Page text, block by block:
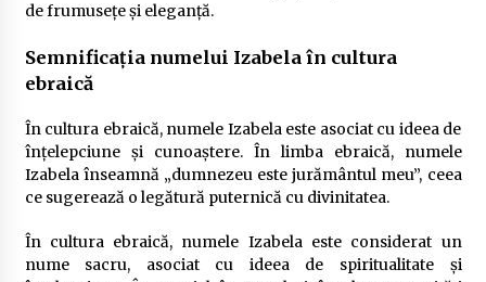
de frumusețe și eleganță.
Semnificația numelui Izabela în cultura
ebraică
În cultura ebraică, numele Izabela este asociat cu ideea de
înțelepciune și cunoaștere. În limba ebraică, numele
Izabela înseamnă „dumnezeu este jurământul meu”, ceea
ce sugerează o legătură puternică cu divinitatea.
În cultura ebraică, numele Izabela este considerat un
nume sacru, asociat cu ideea de spiritualitate și